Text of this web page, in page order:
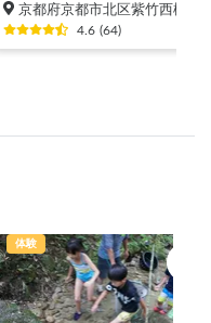
京都府京都市北区紫竹西桃ノ本町
4.6 (64)
体験